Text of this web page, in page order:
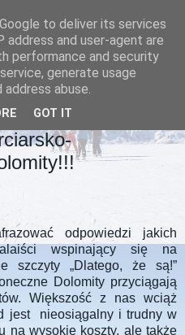
odpowiedzi jakich
wspinający się na
szczyty „Dlatego, że są!”
Dolomity przyciągają
Większość z nas wciąż
jest nieosiągalny i trudny w
na wysokie koszty, ale także
to deliver its services
address and user-agent are
performance and security
generate usage
abuse.
GOT IT